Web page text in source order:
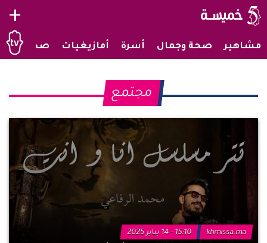
+
مشاهير صحة وجمال أسرة أمازيغيات صحراويات
مجتمع
khmissa.ma
15:10 - 14 يناير 2025